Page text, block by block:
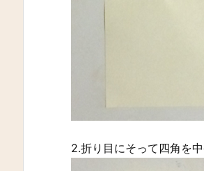
2.折り目にそって四角を中